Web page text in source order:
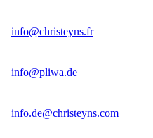
info@christeyns.fr
info@pliwa.de
info.de@christeyns.com